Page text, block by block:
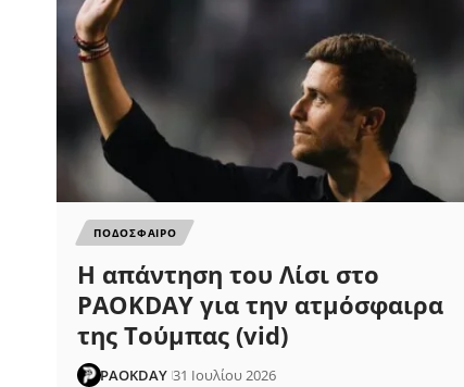
ΠΟΔΟΣΦΑΙΡΟ
Η απάντηση του Λίσι στο
PAOKDAY για την ατμόσφαιρα
της Τούμπας (vid)
PAOKDAY 31 Ιουλίου 2026